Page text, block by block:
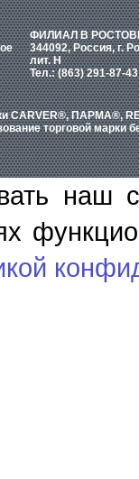
ФИЛИАЛ В
344092, Россия, г.
лит. Н
Тел.: (863) 291-87-43
CARVER®, ПАРМА®,
торговой марки
наш